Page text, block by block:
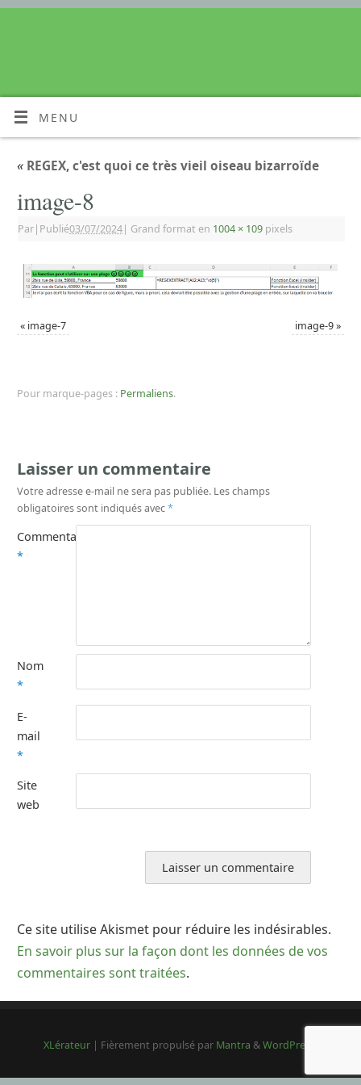
MENU
« REGEX, c'est quoi ce très vieil oiseau bizarroïde
image-8
Par| Publié03/07/2024| Grand format en 1004 × 109 pixels
« image-7 image-9»
Pour marque-pages : Permaliens.
Laisser un commentaire
Votre adresse e-mail ne sera pas publiée. Les champs
obligatoires sont indiqués avec*
Commentaire
*
Nom
*
E-
mail
*
Site
web
Ce site utilise Akismet pour réduire les indésirables.
En savoir plus sur la façon dont les données de vos
commentaires sont traitées.
XLérateur | Fièrement propulsé par Mantra &WordPress.